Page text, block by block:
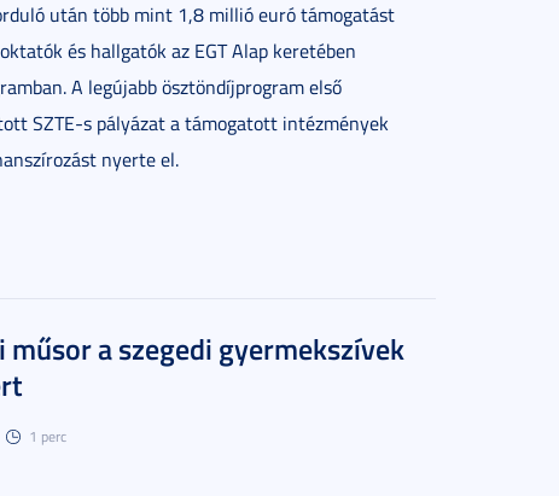
után több mint 1,8 millió euró támogatást
és hallgatók az EGT Alap keretében
A legújabb ösztöndíjprogram első
SZTE-s pályázat a támogatott intézmények
nyerte el.
műsor a szegedi gyermekszívek
1 perc